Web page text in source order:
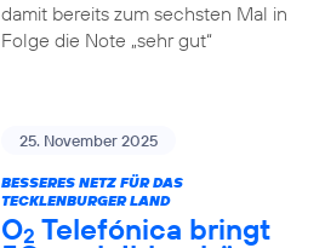
damit bereits zum sechsten Mal in
Folge die Note „sehr gut“
25. November 2025
BESSERES NETZ FÜR DAS
TECKLENBURGER LAND
O2 Telefónica bringt